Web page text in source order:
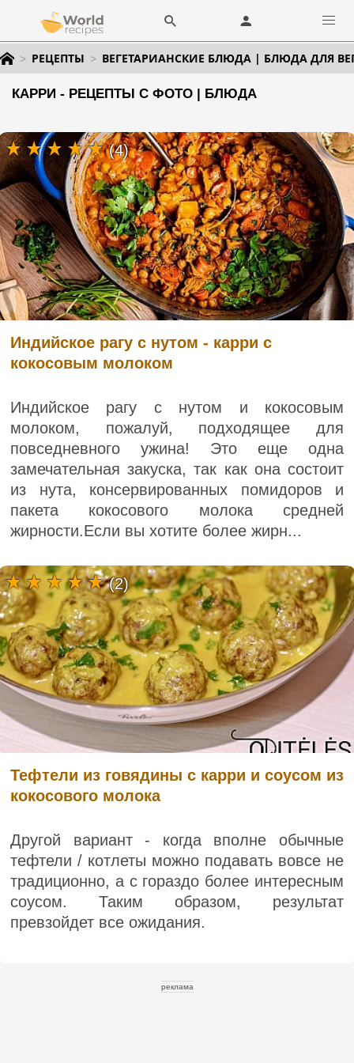
РЕЦЕПТЫ ВЕГЕТАРИАНСКИЕ БЛЮДА | БЛЮДА ДЛЯ
КАРРИ - РЕЦЕПТЫ С ФОТО | БЛЮДА
Индийское рагу с нутом - карри с
кокосовым молоком
Индийское рагу с нутом и кокосовым
молоком, пожалуй, подходящее для
повседневного ужина! Это еще одна
замечательная закуска, так как она состоит
из нута, консервированных помидоров и
пакета кокосового молока средней
жирности.Если вы хотите более жирн...
(4)
Тефтели из говядины с карри и соусом из
кокосового молока
Другой вариант - когда вполне обычные
тефтели / котлеты можно подавать вовсе не
традиционно, а с гораздо более интересным
соусом. Таким образом, результат
превзойдет все ожидания.
(2)
реклама